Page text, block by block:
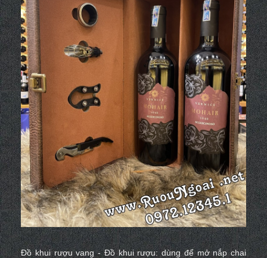
Đồ khui rượu vang - Đồ khui rượu: dùng đểmở nắp chai